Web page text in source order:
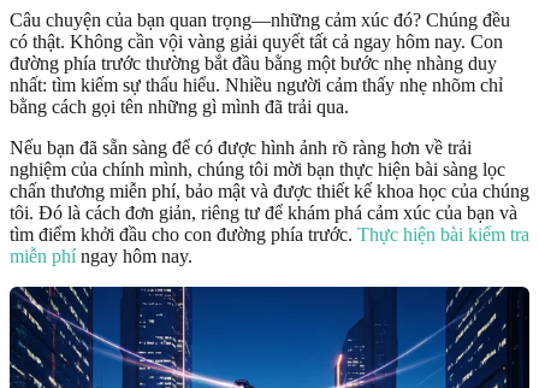
Câu chuyện của bạn quan trọng—những cảm xúc đó? Chúng đều
có thật. Không cần vội vàng giải quyết tất cả ngay hôm nay. Con
đường phía trước thường bắt đầu bằng một bước nhẹ nhàng duy
nhất: tìm kiếm sự thấu hiểu. Nhiều người cảm thấy nhẹ nhõm chỉ
bằng cách gọi tên những gì mình đã trải qua.
Nếu bạn đã sẵn sàng để có được hình ảnh rõ ràng hơn về trải
nghiệm của chính mình, chúng tôi mời bạn thực hiện bài sàng lọc
chấn thương miễn phí, bảo mật và được thiết kế khoa học của chúng
tôi. Đó là cách đơn giản, riêng tư để khám phá cảm xúc của bạn và
tìm điểm khởi đầu cho con đường phía trước. Thực hiện bài kiểm tra
miễn phíngay hôm nay.